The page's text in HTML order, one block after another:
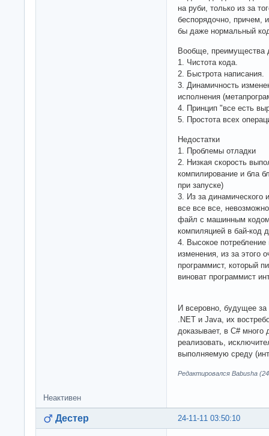
на руби, только из за
беспорядочно, причем,
бы даже нормальный
Вообще, преимущества
1. Чистота кода.
2. Быстрота написания.
3. Динамичность
исполнения
4. Принцип "все есть
5. Простота всех
Недостатки
1. Проблемы отладки
2. Низкая скорость
компилирование и бла
при запуске)
3. Из за динамического
все все все,
файл с машинным
компиляцией в бай-код
4. Высокое потребление
изменения, из за этого
программист, который
виноват программист
И всеровно, будущее
.NET и Java, их
доказывает, в C#
реализовать,
выполняемую среду
Редактировался Babusha
Неактивен
24-11-11 03:50:10
Дестер